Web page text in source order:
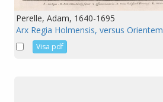
Perelle, Adam, 1640-1695
Arx Regia Holmensis, versus Orientem
Visa pdf